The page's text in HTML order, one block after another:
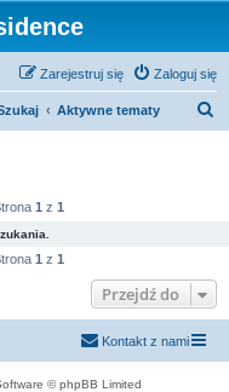
Zaloguj się
Zarejestruj się
Aktywne tematy
1 z 1
1 z 1
Przejdź do
Kontakt z nami
© phpBB Limited